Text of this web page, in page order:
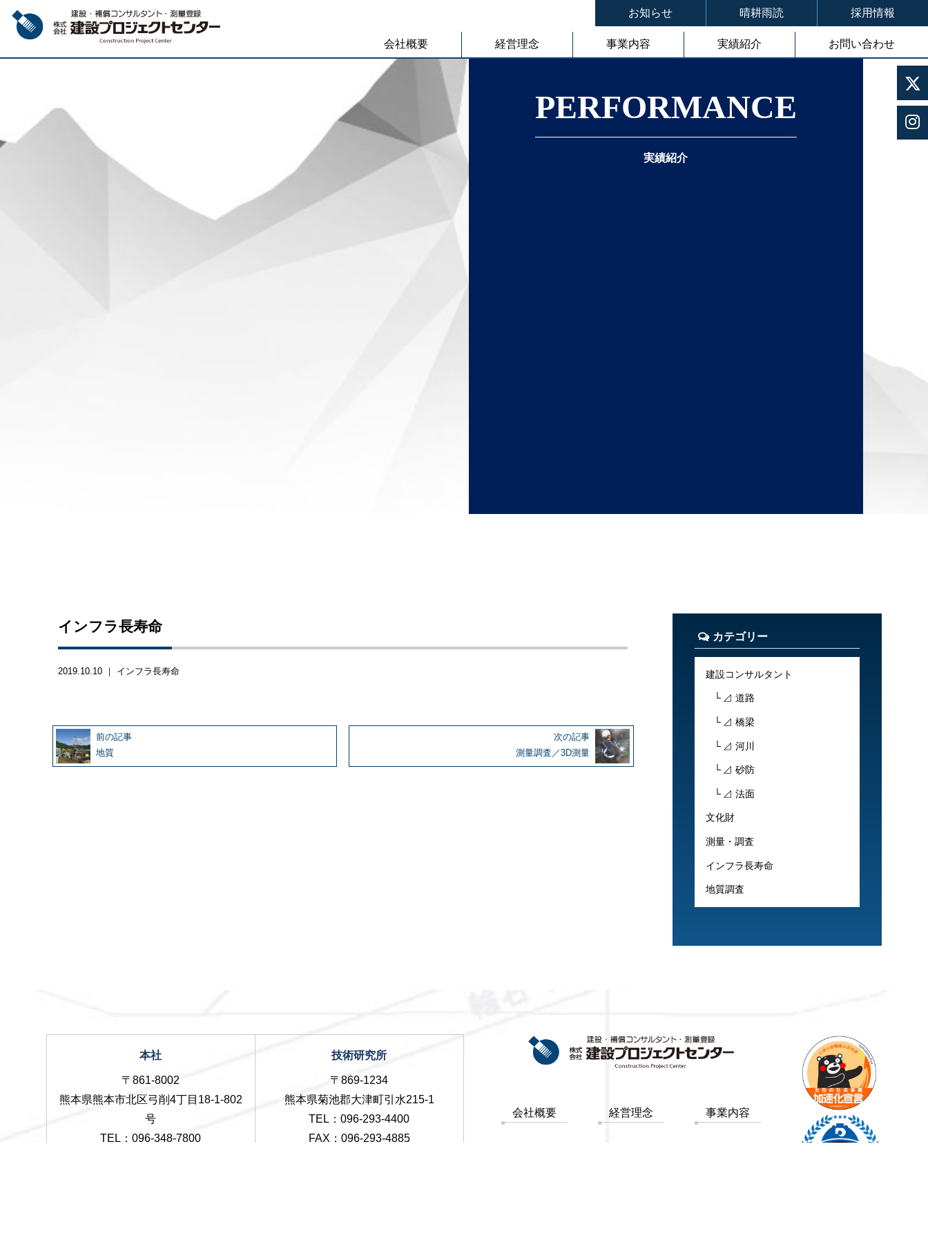
お知らせ 晴耕雨読 採用情報
会社概要 経営理念 事業内容 実績紹介 お問い合わせ
PERFORMANCE
実績紹介
インフラ長寿命
2019.10.10 ｜ インフラ長寿命
前の記事
地質
次の記事
測量調査／3D測量
カテゴリー
建設コンサルタント
⊿ 道路
⊿ 橋梁
⊿ 河川
⊿ 砂防
⊿ 法面
文化財
測量・調査
インフラ長寿命
地質調査
本社
〒861-8002
熊本県熊本市北区弓削4丁目18-1-802
号
TEL：096-348-7800
技術研究所
〒869-1234
熊本県菊池郡大津町引水215-1
TEL：096-293-4400
FAX：096-293-4885
会社概要 経営理念 事業内容